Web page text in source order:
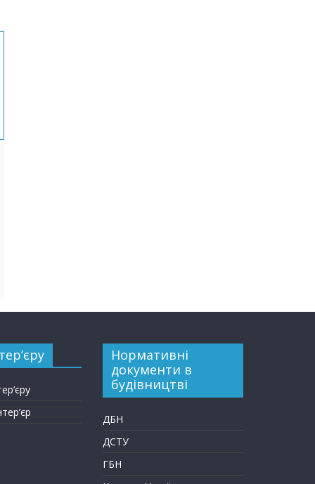
Нормативні
документи в
будівництві
ДБН
ДСТУ
ГБН